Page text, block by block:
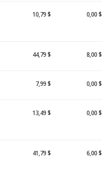
10,79 $ 0,00 $
44,79 $ 8,00 $
7,99 $ 0,00 $
13,49 $ 0,00 $
41,79 $ 6,00 $